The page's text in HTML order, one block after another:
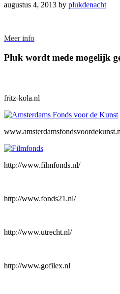
augustus 4, 2013 by plukdenacht
Footer
Meer info
Pluk wordt mede mogelijk
fritz-kola.nl
http://www.filmfonds.nl/
http://www.fonds21.nl/
http://www.utrecht.nl/
http://www.gofilex.nl